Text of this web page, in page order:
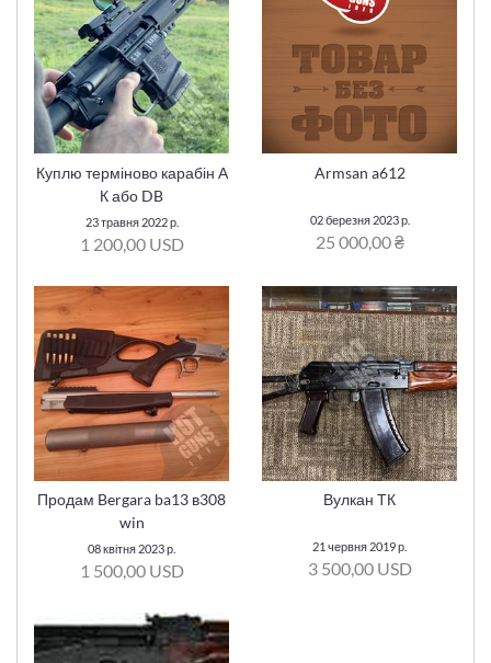
Куплю терміново карабін А
К або DB
23 травня 2022 р.
1 200,00 USD
Armsan a612
02 березня 2023 р.
25 000,00 ₴
Продам Bergara ba13 в308
win
08 квітня 2023 р.
1 500,00 USD
Вулкан ТК
21 червня 2019 р.
3 500,00 USD